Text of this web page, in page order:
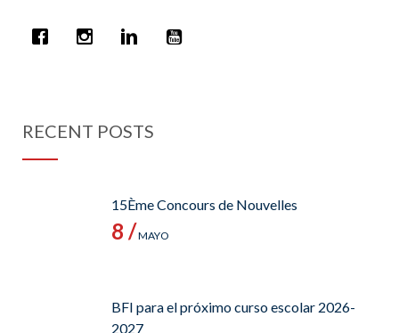
RECENT POSTS
15Ème Concours de Nouvelles
8 /MAYO
BFI para el próximo curso escolar 2026-
2027